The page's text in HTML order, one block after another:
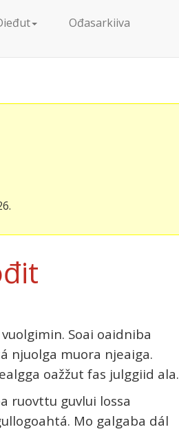
Ođasarkiiva
Soai oaidniba
njuolga muora njeaiga.
oažžut fas julggiid ala.
ruovttu guvlui lossa
Mo galgaba dál